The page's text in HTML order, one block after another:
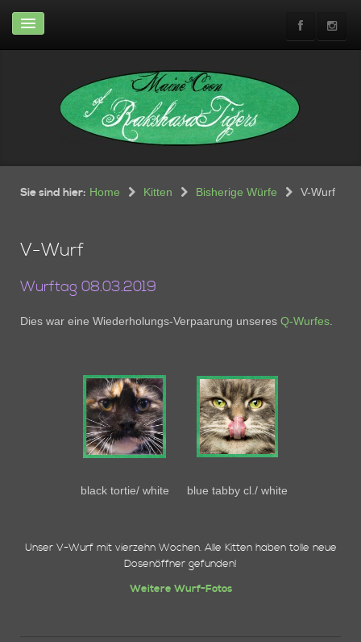
News & Infos
News
Abgabeinfos
Rasse-Infos
Shows
Wir
Wohnung
Kitten
Planung
Bisherige Würfe
Links
Kontakt
Sie sind hier: Home Kitten Bisherige Würfe V-Wurf
V-Wurf
Wurftag 08.03.2019
Dies war eine Wiederholungs-Verpaarung unseres Q-Wurfes
black tortie/ white blue tabby cl./ white
Unser V-Wurf mit vierzehn Wochen. Alle Kitten haben tolle neue
Dosenöffner gefunden!
Weitere Wurf-Fotos